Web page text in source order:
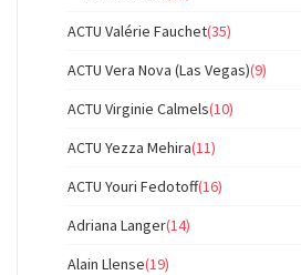
ACTU Valérie Fauchet(35)
ACTU Vera Nova (Las Vegas)(9)
ACTU Virginie Calmels(10)
ACTU Yezza Mehira(11)
ACTU Youri Fedotoff(16)
Adriana Langer(14)
Alain Llense(19)